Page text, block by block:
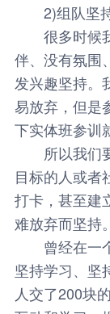
2)组队坚
很多时候我
伴、没有氛围
发兴趣坚持。
易放弃，但是
下实体班参训
所以我们要
目标的人或者
打卡，甚至建
难放弃而坚持。
曾经在一个
坚持学习、坚
人交了200块